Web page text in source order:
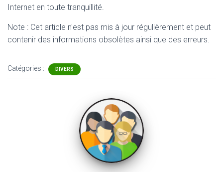
Internet en toute tranquillité.
Note : Cet article n'est pas mis à jour régulièrement et peut
contenir des informations obsolètes ainsi que des erreurs.
Catégories : DIVERS